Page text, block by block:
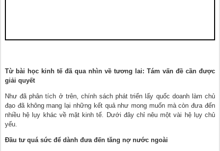
Từ bài học kinh tế đã qua nhìn về tương lai: Tám vấn đề cần được
giải quyết
Như đã phân tích ở trên, chính sách phát triển lấy quốc doanh làm chủ
đạo đã không mang lại những kết quả như mong muốn mà còn đưa đến
nhiều hệ lụy khác về mặt kinh tế. Dưới đây chỉ nêu một vài hệ lụy chủ
yếu.
Đầu tư quá sức để dành đưa đến tăng nợ nước ngoài